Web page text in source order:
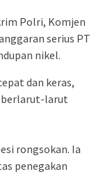
Polri, Komjen
serius PT
nikel.
dan keras,
berlarut-larut
rongsokan. Ia
penegakan